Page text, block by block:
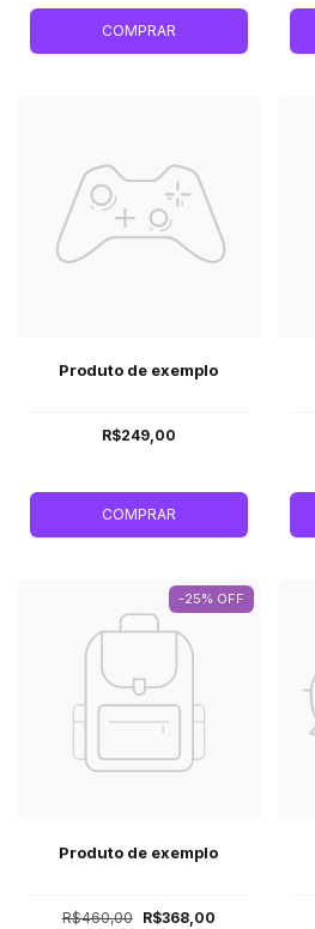
COMPRAR
Produto de exemplo
R$249,00
COMPRAR
-25% OFF
Produto de exemplo
R$460,00 R$368,00